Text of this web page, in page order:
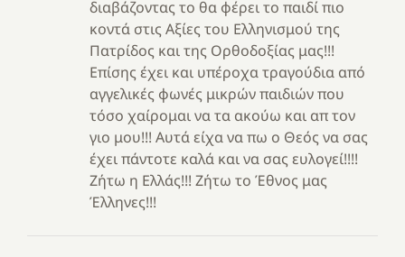
διαβάζοντας το θα φέρει το παιδί πιο
κοντά στις Αξίες του Ελληνισμού της
Πατρίδος και της Ορθοδοξίας μας!!!
Επίσης έχει και υπέροχα τραγούδια από
αγγελικές φωνές μικρών παιδιών που
τόσο χαίρομαι να τα ακούω και απ τον
γιο μου!!! Αυτά είχα να πω ο Θεός να σας
έχει πάντοτε καλά και να σας ευλογεί!!!!
Ζήτω η Ελλάς!!! Ζήτω το Έθνος μας
Έλληνες!!!